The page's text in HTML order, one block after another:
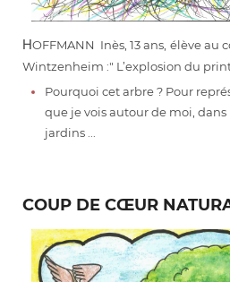
HOFFMANN Inès, 13 ans, élève au
Wintzenheim :" L’explosion du
Pourquoi cet arbre ? Pour
que je vois autour de moi, dans
jardins ...
COUP DE CŒUR